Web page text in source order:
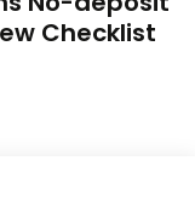
Checklist